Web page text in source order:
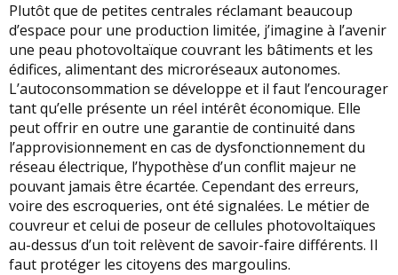
Plutôt que de petites centrales réclamant beaucoup
d’espace pour une production limitée, j’imagine à l’avenir
une peau photovoltaïque couvrant les bâtiments et les
édifices, alimentant des microréseaux autonomes.
L’autoconsommation se développe et il faut l’encourager
tant qu’elle présente un réel intérêt économique. Elle
peut offrir en outre une garantie de continuité dans
l’approvisionnement en cas de dysfonctionnement du
réseau électrique, l’hypothèse d’un conflit majeur ne
pouvant jamais être écartée. Cependant des erreurs,
voire des escroqueries, ont été signalées. Le métier de
couvreur et celui de poseur de cellules photovoltaïques
au-dessus d’un toit relèvent de savoir-faire différents. Il
faut protéger les citoyens des margoulins.